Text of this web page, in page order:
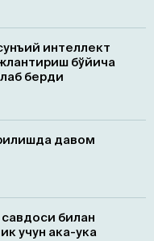
интеллект
бўйича
берди
давом
билан
учун ака-ука